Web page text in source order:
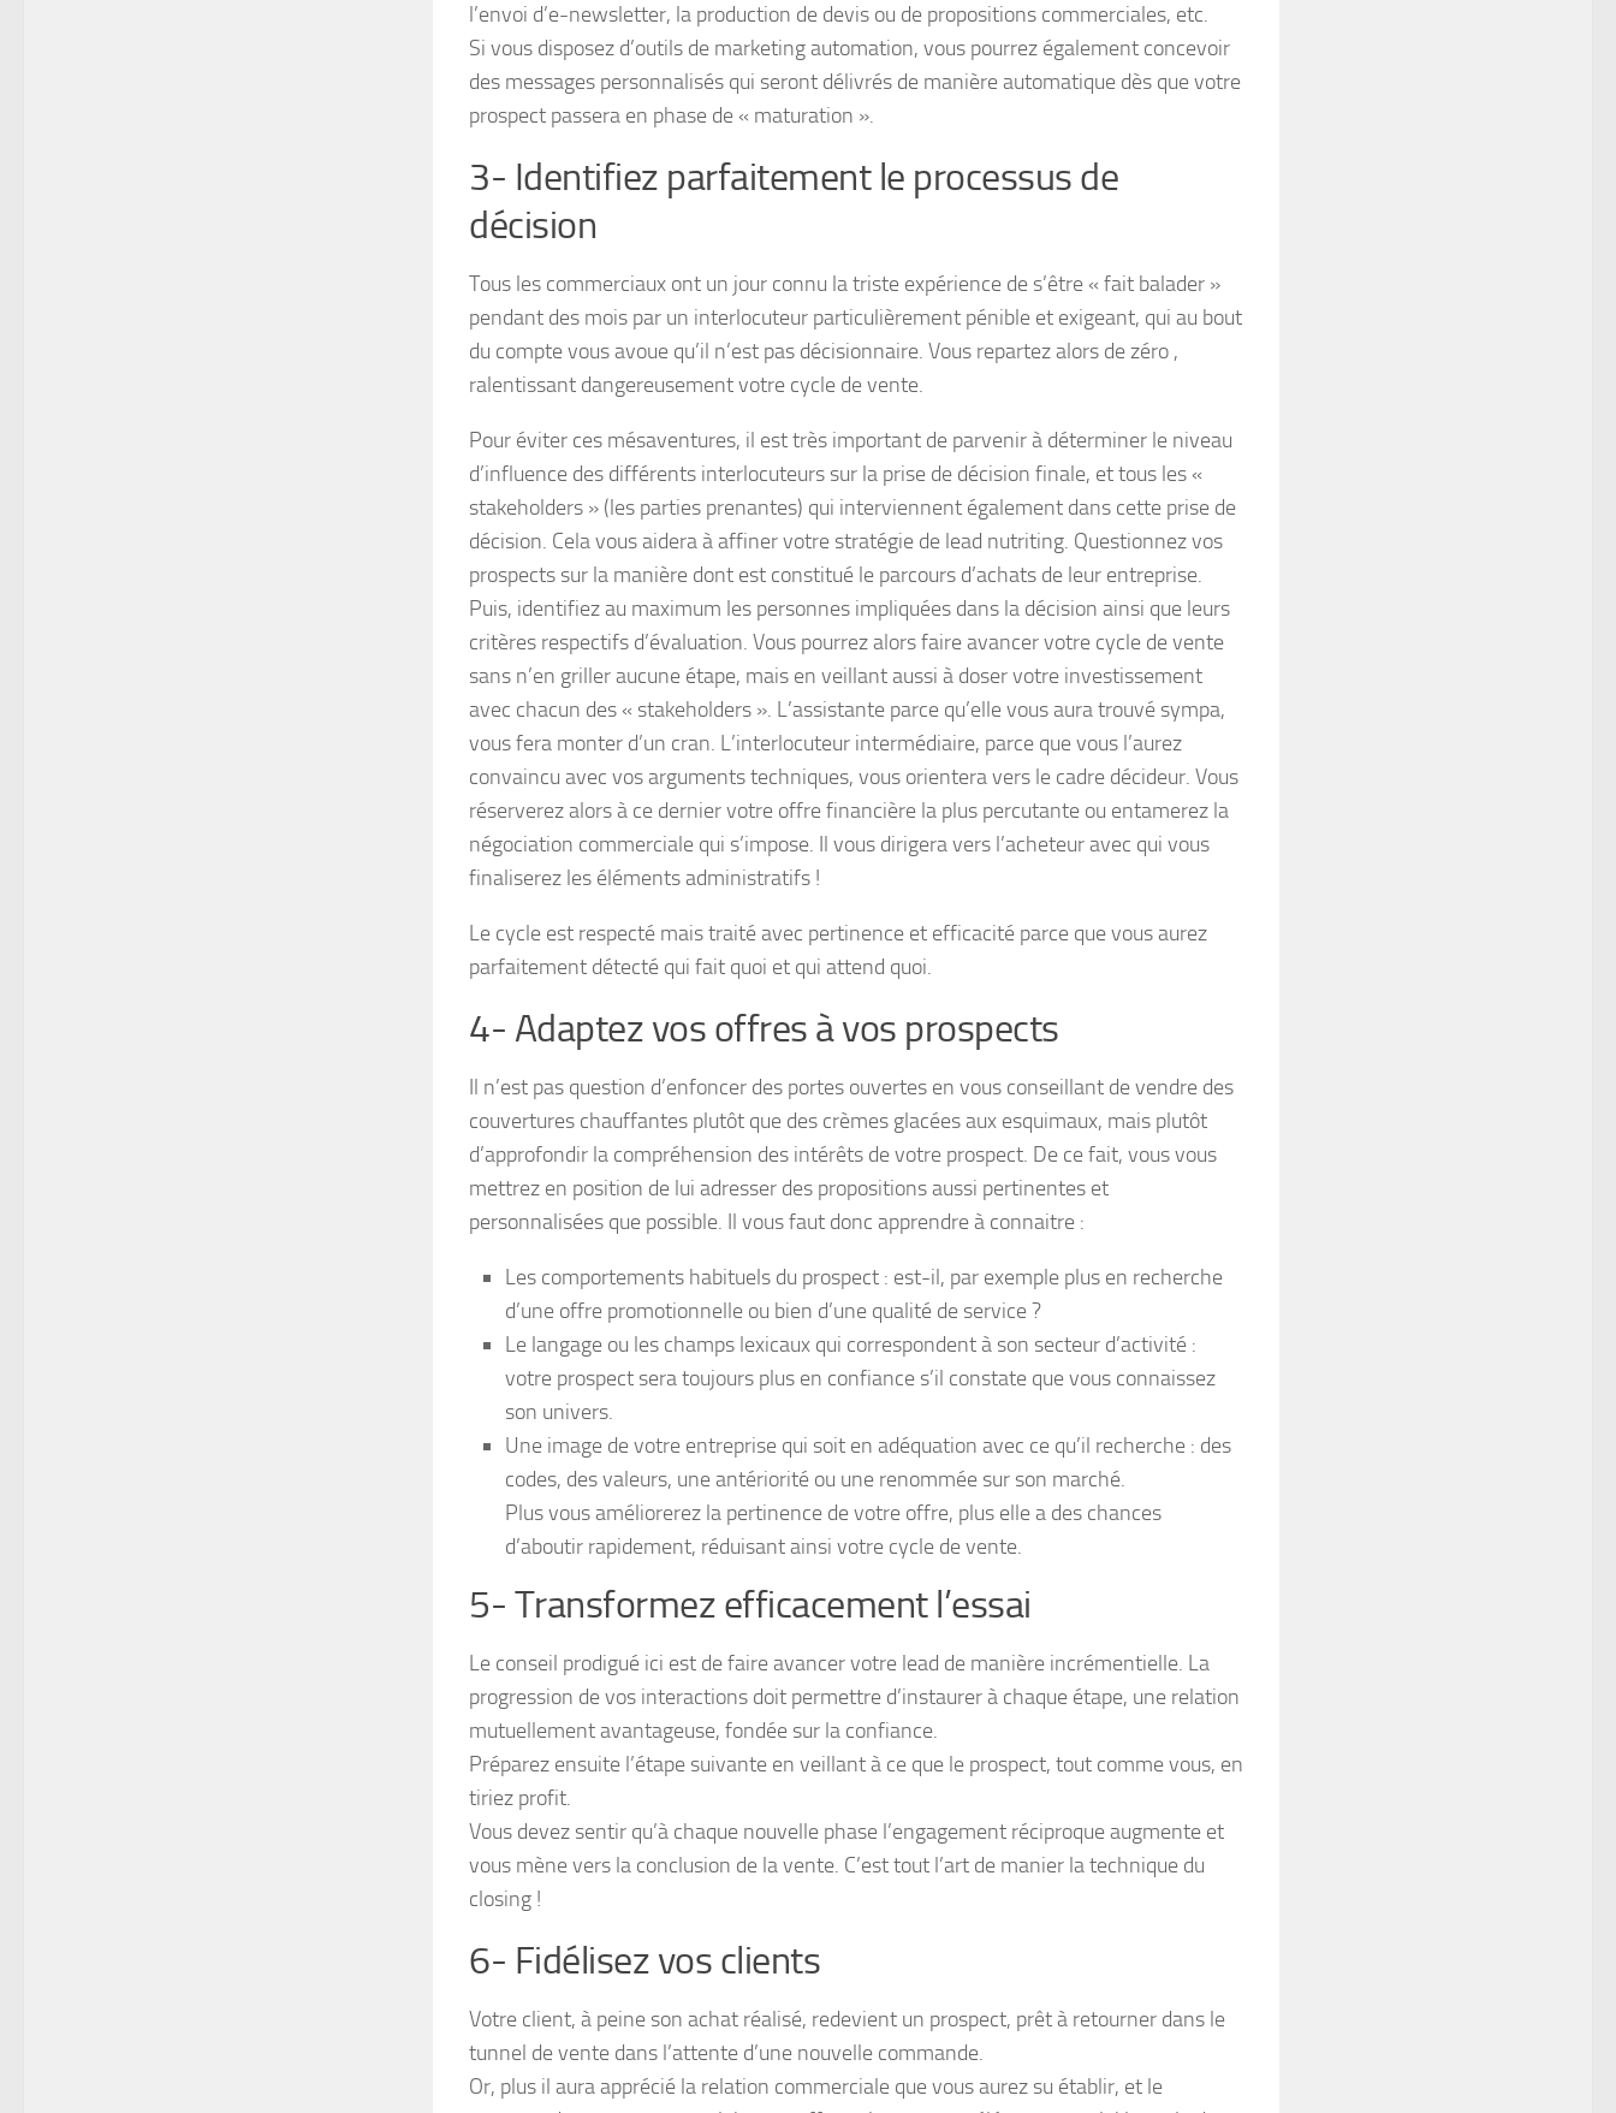
l’envoi d’e-newsletter, la production de devis ou de propositions commerciales, etc.
Si vous disposez d’outils de marketing automation, vous pourrez également concevoir
des messages personnalisés qui seront délivrés de manière automatique dès que votre
prospect passera en phase de « maturation ».
3- Identifiez parfaitement le processus de
décision
Tous les commerciaux ont un jour connu la triste expérience de s’être « fait balader »
pendant des mois par un interlocuteur particulièrement pénible et exigeant, qui au bout
du compte vous avoue qu’il n’est pas décisionnaire. Vous repartez alors de zéro ,
ralentissant dangereusement votre cycle de vente.
Pour éviter ces mésaventures, il est très important de parvenir à déterminer le niveau
d’influence des différents interlocuteurs sur la prise de décision finale, et tous les «
stakeholders » (les parties prenantes) qui interviennent également dans cette prise de
décision. Cela vous aidera à affiner votre stratégie de lead nutriting. Questionnez vos
prospects sur la manière dont est constitué le parcours d’achats de leur entreprise.
Puis, identifiez au maximum les personnes impliquées dans la décision ainsi que leurs
critères respectifs d’évaluation. Vous pourrez alors faire avancer votre cycle de vente
sans n’en griller aucune étape, mais en veillant aussi à doser votre investissement
avec chacun des « stakeholders ». L’assistante parce qu’elle vous aura trouvé sympa,
vous fera monter d’un cran. L’interlocuteur intermédiaire, parce que vous l’aurez
convaincu avec vos arguments techniques, vous orientera vers le cadre décideur. Vous
réserverez alors à ce dernier votre offre financière la plus percutante ou entamerez la
négociation commerciale qui s’impose. Il vous dirigera vers l’acheteur avec qui vous
finaliserez les éléments administratifs !
Le cycle est respecté mais traité avec pertinence et efficacité parce que vous aurez
parfaitement détecté qui fait quoi et qui attend quoi.
4- Adaptez vos offres à vos prospects
Il n’est pas question d’enfoncer des portes ouvertes en vous conseillant de vendre des
couvertures chauffantes plutôt que des crèmes glacées aux esquimaux, mais plutôt
d’approfondir la compréhension des intérêts de votre prospect. De ce fait, vous vous
mettrez en position de lui adresser des propositions aussi pertinentes et
personnalisées que possible. Il vous faut donc apprendre à connaitre :
Les comportements habituels du prospect : est-il, par exemple plus en recherche
d’une offre promotionnelle ou bien d’une qualité de service ?
Le langage ou les champs lexicaux qui correspondent à son secteur d’activité :
votre prospect sera toujours plus en confiance s’il constate que vous connaissez
son univers.
Une image de votre entreprise qui soit en adéquation avec ce qu’il recherche : des
codes, des valeurs, une antériorité ou une renommée sur son marché.
Plus vous améliorerez la pertinence de votre offre, plus elle a des chances
d’aboutir rapidement, réduisant ainsi votre cycle de vente.
5- Transformez efficacement l’essai
Le conseil prodigué ici est de faire avancer votre lead de manière incrémentielle. La
progression de vos interactions doit permettre d’instaurer à chaque étape, une relation
mutuellement avantageuse, fondée sur la confiance.
Préparez ensuite l’étape suivante en veillant à ce que le prospect, tout comme vous, en
tiriez profit.
Vous devez sentir qu’à chaque nouvelle phase l’engagement réciproque augmente et
vous mène vers la conclusion de la vente. C’est tout l’art de manier la technique du
closing !
6- Fidélisez vos clients
Votre client, à peine son achat réalisé, redevient un prospect, prêt à retourner dans le
tunnel de vente dans l’attente d’une nouvelle commande.
Or, plus il aura apprécié la relation commerciale que vous aurez su établir, et le